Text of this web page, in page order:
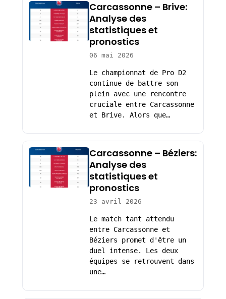
Carcassonne – Brive:
Analyse des
statistiques et
pronostics
06 mai 2026
Le championnat de Pro D2
continue de battre son
plein avec une rencontre
cruciale entre Carcassonne
et Brive. Alors que…
Carcassonne – Béziers:
Analyse des
statistiques et
pronostics
23 avril 2026
Le match tant attendu
entre Carcassonne et
Béziers promet d'être un
duel intense. Les deux
équipes se retrouvent dans
une…